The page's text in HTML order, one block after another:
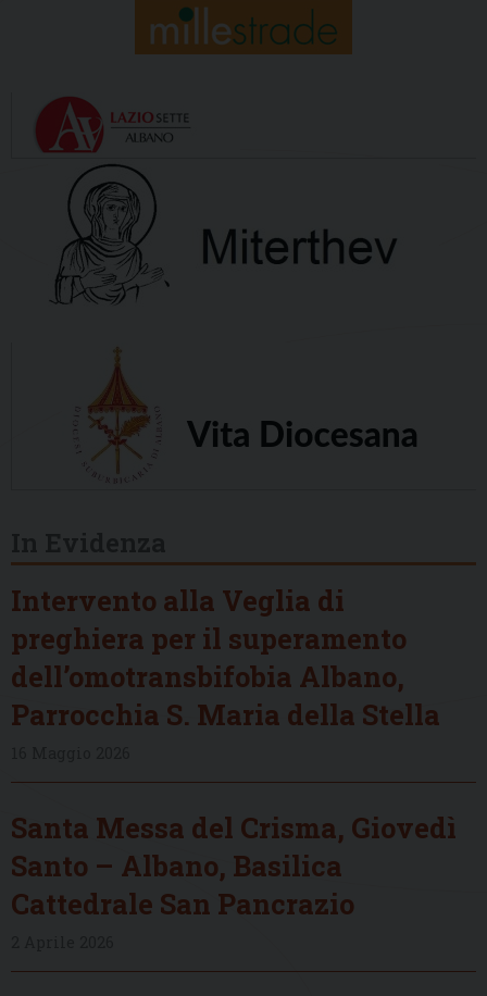
Intervento alla Veglia di
preghiera per il superamento
dell’omotransbifobia Albano,
Parrocchia S. Maria della Stella
Santa Messa del Crisma, Giovedì
Santo – Albano, Basilica
Cattedrale San Pancrazio